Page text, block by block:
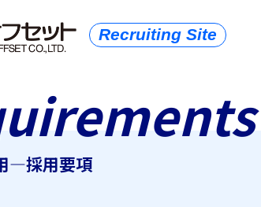
Recruiting Site
―採用要項